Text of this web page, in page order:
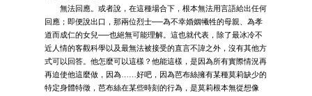
無法回應。或者說，在這種場合下，根本無法用言語給出任何
回應；即便說出口，那兩位烈士──為不幸婚姻犧牲的母親、為孝
道而成仁的女兒──也絕無可能理解。這也就代表，除了最冰冷不
近人情的客觀科學以及最無法被接受的直言不諱之外，沒有其他方
式可以回答。他怎麼可以這樣？他能這樣，是因為所有實際情況再
再迫使他這麼做，因為……好吧，因為芭布絲擁有某種莫莉缺少的
特定身體特徵，芭布絲在某些時刻的行為，是莫莉根本無從想像